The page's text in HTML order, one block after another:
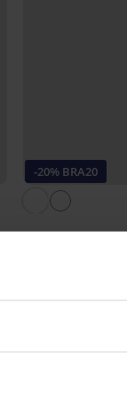
-20% BRA20
295 Kč kód: BRA20